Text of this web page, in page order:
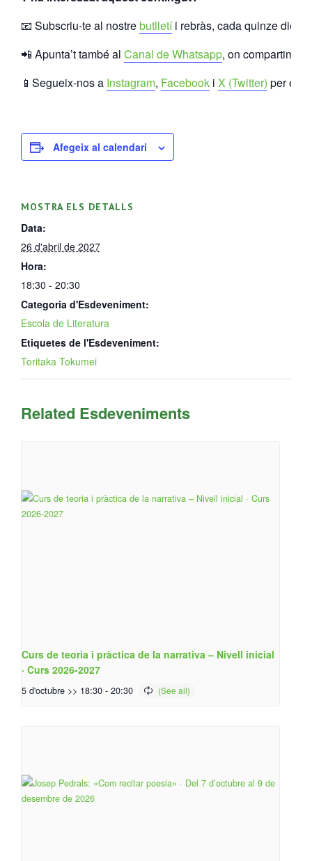
📧 Subscriu-te al nostrebutlletíi rebràs, cada quinze dies,
📲 Apunta’t també al Canal de Whatsapp, on compartim
📱Segueix-nos a Instagram, Facebook i X (Twitter) per
Afegeix al calendari
MOSTRA ELS DETALLS
Data:
26 d'abril de 2027
Hora:
18:30 - 20:30
Categoria d'Esdeveniment:
Escola de Literatura
Etiquetes de l'Esdeveniment:
Toritaka Tokumei
Related Esdeveniments
Curs de teoria i pràctica de la narrativa – Nivell inicial
· Curs 2026-2027
5 d'octubre >> 18:30 - 20:30